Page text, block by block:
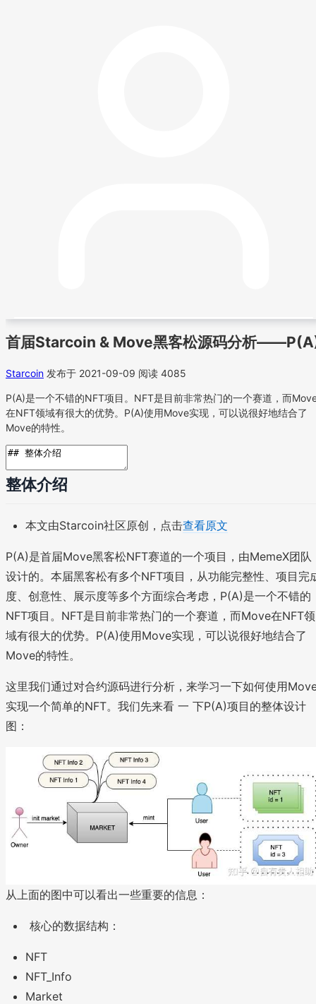
首届Starcoin & Move黑客松源码分析
Starcoin 发布于 2021-09-09 阅读 4085
P(A)是一个不错的NFT项目。NFT是目前非常热门的一个赛道，而
在NFT领域有很大的优势。P(A)使用Move实现，可以说很好地结合了
Move的特性。
整体介绍
本文由Starcoin社区原创，点击查看原文
P(A)是首届Move黑客松NFT赛道的一个项目，由MemeX团队
设计的。本届黑客松有多个NFT项目，从功能完整性、项目完
度、创意性、展示度等多个方面综合考虑，P(A)是一个不错的
NFT项目。NFT是目前非常热门的一个赛道，而Move在NFT领
域有很大的优势。P(A)使用Move实现，可以说很好地结合了
Move的特性。
这里我们通过对合约源码进行分析，来学习一下如何使用
实现一个简单的NFT。我们先来看 一 下P(A)项目的整体设计
图：
从上面的图中可以看出一些重要的信息：
核心的数据结构：
NFT
NFT_Info
Market